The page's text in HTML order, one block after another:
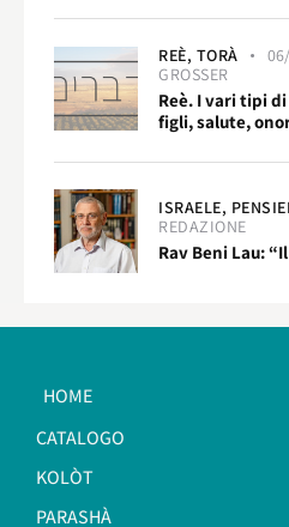
REÈ, TORÀ
GROSSER
Reè. I vari tipi
figli, salute,
ISRAELE,
REDAZIONE
Rav Beni Lau:
HOME
CATALOGO
KOLÒT
PARASHÀ